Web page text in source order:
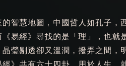
的智慧地圖，中國哲人如孔子，
《易經》尋找的是「理」，也
瑩剔透卻又溫潤，撥弄之間